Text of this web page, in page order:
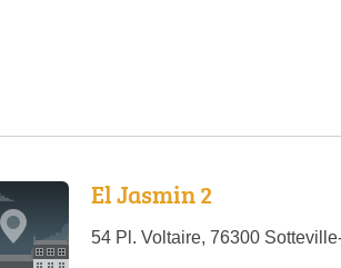
El Jasmin 2
54 Pl. Voltaire, 76300